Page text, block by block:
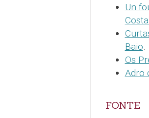
Un
Baio.
Os
Adro
FONTE